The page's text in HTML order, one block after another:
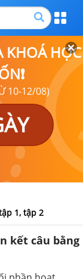
KHOÁ HỌC
10-12/08)
1, tập 2
kết câu bằng